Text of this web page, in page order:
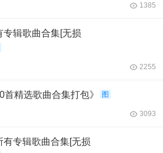
1385
专辑歌曲合集[无损
2255
精选歌曲合集打包》 图
3093
专辑歌曲合集[无损